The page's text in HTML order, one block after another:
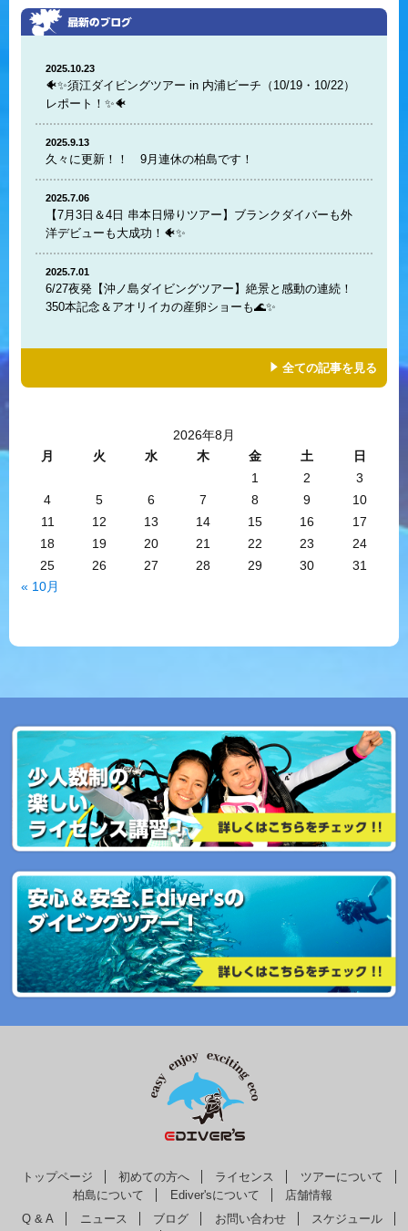
2025.10.23
🐠✨須江ダイビングツアー in 内浦ビーチ（10/19・10/22）
レポート！✨🐠
2025.9.13
久々に更新！！ 9月連休の柏島です！
2025.7.06
【7月3日＆4日 串本日帰りツアー】ブランクダイバーも外
洋デビューも大成功！🐠✨
2025.7.01
6/27夜発【沖ノ島ダイビングツアー】絶景と感動の連続！
350本記念＆アオリイカの産卵ショーも🌊✨
全ての記事を見る
2026年8月
月
火 水 木 金 土
日
1
2
3
4
5 6 7 8 9
10
11
12 13 14 15 16
17
18
19 20 21 22 23
24
25
26 27 28 29 30
31
« 10月
トップページ 初めての方へ ライセンス
ツアーについて
柏島について
Ediver'sについて
店舗情報
Q & A
ニュース ブログ お問い合わせ
スケジュール